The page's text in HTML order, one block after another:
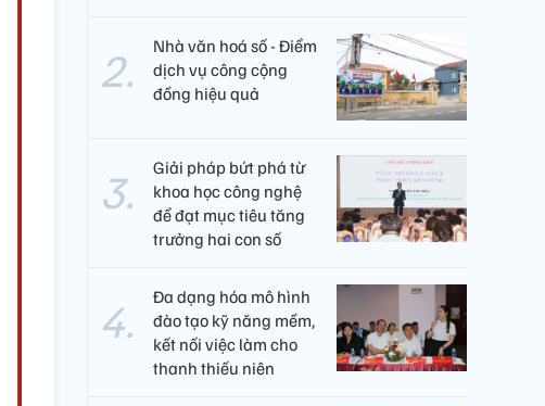
Nhà văn hoá số - Điểm
dịch vụ công cộng
đồng hiệu quả
Giải pháp bứt phá từ
khoa học công nghệ
để đạt mục tiêu tăng
trưởng hai con số
Đa dạng hóa mô hình
đào tạo kỹ năng mềm,
kết nối việc làm cho
thanh thiếu niên